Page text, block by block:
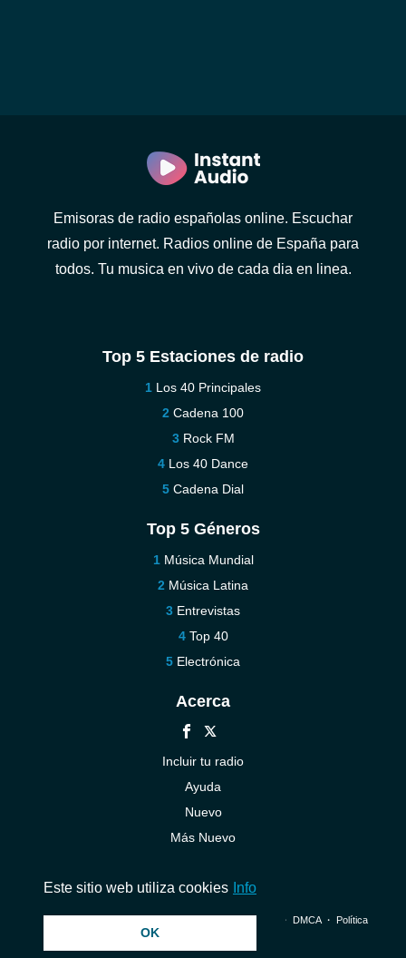
Emisoras de radio españolas online. Escuchar
radio por internet. Radios online de España para
todos. Tu musica en vivo de cada dia en linea.
Top 5 Estaciones de radio
Los 40 Principales
Cadena 100
Rock FM
Los 40 Dance
Cadena Dial
Top 5 Géneros
Música Mundial
Música Latina
Entrevistas
Top 40
Electrónica
Acerca
Incluir tu radio
Ayuda
Nuevo
Más Nuevo
© 2026 InstantAudio. Reservados todos los derechos. ・ DMCA・ Política
Este sitio web utiliza cookies Info
OK